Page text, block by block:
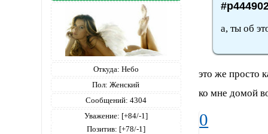
Откуда: Небо
Пол: Женский
Сообщений: 4304
Уважение: [+84/-1]
Позитив: [+78/-1]
а, ты об
это же просто
ко мне домой
0